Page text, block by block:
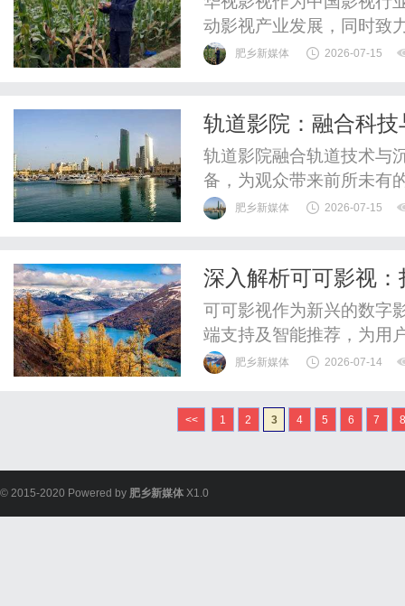
动影视产业发展，同时致
行业升级。
肥乡新媒体 2026-07-15
轨道影院：融合科
轨道影院融合轨道技术与
备，为观众带来前所未有
肥乡新媒体 2026-07-15
深入解析可可影视
可可影视作为新兴的数字
端支持及智能推荐，为用
择。肥乡新媒体 2026-07-14
<< 1 2 3 4 5 6 7 8
© 2015-2020 Powered by 肥乡新媒体 X1.0